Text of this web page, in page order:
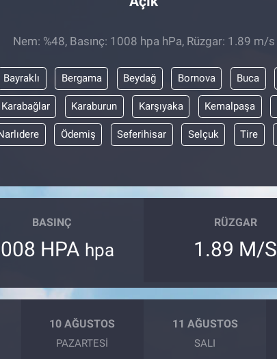
Nem: %48, Basınç: 1008 hpa hPa, Rüzgar: 1.89 m/s
Bayraklı Bergama Beydağ Bornova Buca
Karabağlar Karaburun Karşıyaka Kemalpaşa
Ödemiş Seferihisar Selçuk Tire
BASINÇ
HPA hpa
RÜZGAR
1.89 M/S
10 AĞUSTOS
PAZARTESI
11 AĞUSTOS
SALI